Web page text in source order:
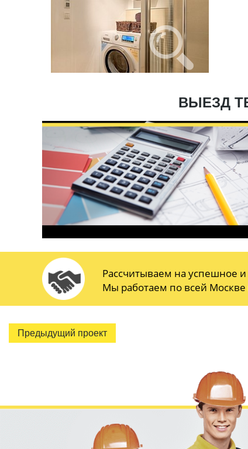
ВЫЕЗД
Рассчитываем на успешное
Мы работаем по всей
Предыдущий проект